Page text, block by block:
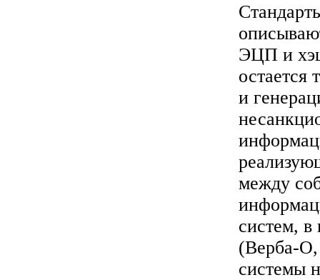
ЭЦП и
остается
и
между
систем, в
(Верба-О,
системы